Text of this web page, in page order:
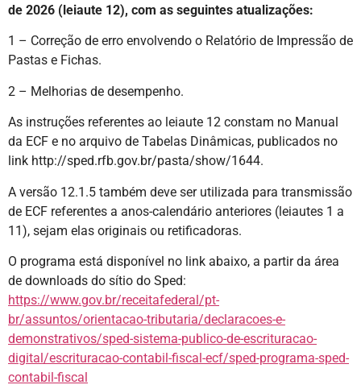
de 2026 (leiaute 12), com as seguintes atualizações:
1 – Correção de erro envolvendo o Relatório de Impressão de
Pastas e Fichas.
2 – Melhorias de desempenho.
As instruções referentes ao leiaute 12 constam no Manual
da ECF e no arquivo de Tabelas Dinâmicas, publicados no
link http://sped.rfb.gov.br/pasta/show/1644.
A versão 12.1.5 também deve ser utilizada para transmissão
de ECF referentes a anos-calendário anteriores (leiautes 1 a
11), sejam elas originais ou retificadoras.
O programa está disponível no link abaixo, a partir da área
de downloads do sítio do Sped:
https://www.gov.br/receitafederal/pt-
br/assuntos/orientacao-tributaria/declaracoes-e-
demonstrativos/sped-sistema-publico-de-escrituracao-
digital/escrituracao-contabil-fiscal-ecf/sped-programa-sped-
contabil-fiscal